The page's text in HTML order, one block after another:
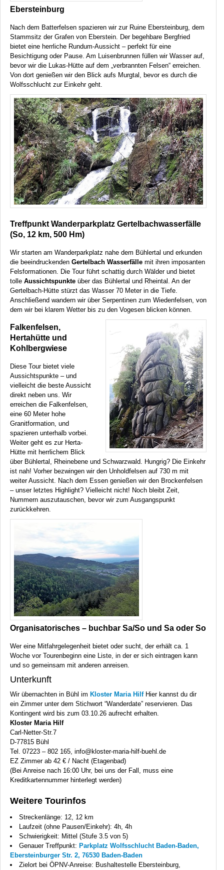
Ebersteinburg
Nach dem Batterfelsen spazieren wir zur Ruine Ebersteinburg, dem
Stammsitz der Grafen von Eberstein. Der begehbare Bergfried
bietet eine herrliche Rundum-Aussicht – perfekt für eine
Besichtigung oder Pause. Am Luisenbrunnen füllen wir Wasser auf,
bevor wir die Lukas-Hütte auf dem „verbrannten Felsen“ erreichen.
Von dort genießen wir den Blick aufs Murgtal, bevor es durch die
Wolfsschlucht zur Einkehr geht.
Treffpunkt Wanderparkplatz Gertelbachwasserfälle
(So, 12 km, 500 Hm)
Wir starten am Wanderparkplatz nahe dem Bühlertal und erkunden
die beeindruckenden Gertelbach Wasserfälle mit ihren imposanten
Felsformationen. Die Tour führt schattig durch Wälder und bietet
tolle Aussichtspunkte über das Bühlertal und Rheintal. An der
Gertelbach-Hütte stürzt das Wasser 70 Meter in die Tiefe.
Anschließend wandern wir über Serpentinen zum Wiedenfelsen, von
dem wir bei klarem Wetter bis zu den Vogesen blicken können.
Falkenfelsen,
Hertahütte und
Kohlbergwiese
Diese Tour bietet viele
Aussichtspunkte – und
vielleicht die beste Aussicht
direkt neben uns. Wir
erreichen die Falkenfelsen,
eine 60 Meter hohe
Granitformation, und
spazieren unterhalb vorbei.
Weiter geht es zur Herta-
Hütte mit herrlichem Blick
über Bühlertal, Rheinebene und Schwarzwald. Hungrig? Die Einkehr
ist nah! Vorher bezwingen wir den Unholdfelsen auf 730 m mit
weiter Aussicht. Nach dem Essen genießen wir den Brockenfelsen
– unser letztes Highlight? Vielleicht nicht! Noch bleibt Zeit,
Nummern auszutauschen, bevor wir zum Ausgangspunkt
zurückkehren.
Organisatorisches – buchbar Sa/So und Sa oder So
Wer eine Mitfahrgelegenheit bietet oder sucht, der erhält ca. 1
Woche vor Tourenbeginn eine Liste, in der er sich eintragen kann
und so gemeinsam mit anderen anreisen.
Unterkunft
Wir übernachten in Bühl im Kloster Maria HilfHier kannst du dir
ein Zimmer unter dem Stichwort “Wanderdate” reservieren. Das
Kontingent wird bis zum 03.10.26 aufrecht erhalten.
Kloster Maria Hilf
Carl-Netter-Str.7
D-77815 Bühl
Tel. 07223 – 802 165, info@kloster-maria-hilf-buehl.de
EZ Zimmer ab 42 € / Nacht (Etagenbad)
(Bei Anreise nach 16:00 Uhr, bei uns der Fall, muss eine
Kreditkartennummer hinterlegt werden)
Weitere Tourinfos
Streckenlänge: 12, 12 km
Laufzeit (ohne Pausen/Einkehr): 4h, 4h
Schwierigkeit: Mittel (Stufe 3.5 von 5)
Genauer Treffpunkt: Parkplatz Wolfsschlucht Baden-Baden,
Ebersteinburger Str. 2, 76530 Baden-Baden
Zielort bei ÖPNV-Anreise: Bushaltestelle Ebersteinburg,